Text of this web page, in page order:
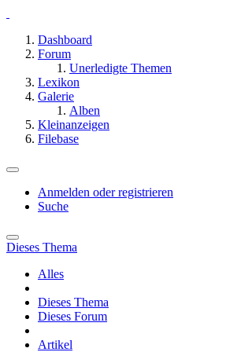
Dashboard
Forum
Unerledigte Themen
Lexikon
Galerie
Alben
Kleinanzeigen
Filebase
Anmelden oder registrieren
Suche
Dieses Thema
Alles
Dieses Thema
Dieses Forum
Artikel